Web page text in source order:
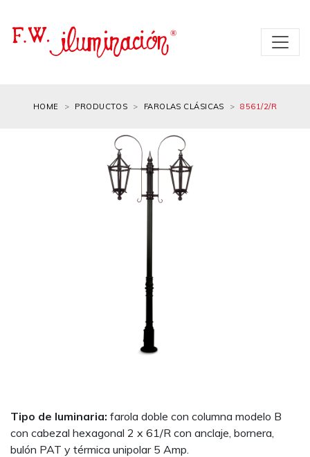
HOME PRODUCTOS FAROLAS CLÁSICAS 8561/2/R
Tipo de luminaria: farola doble con columna modelo B
con cabezal hexagonal 2 x 61/R con anclaje, bornera,
bulón PAT y térmica unipolar 5 Amp.